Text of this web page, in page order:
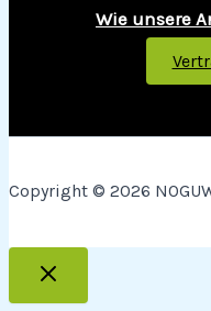
Wie unsere
Copyright © 2026